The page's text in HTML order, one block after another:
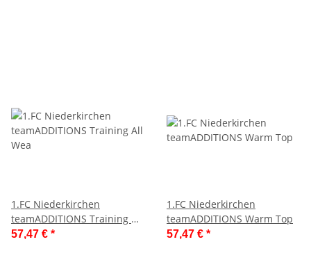
1.FC Niederkirchen
teamADDITIONS Training All
Wea
57,47 € *
1.FC Niederkirchen
teamADDITIONS Warm Top
57,47 € *